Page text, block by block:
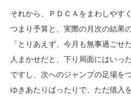
それから、ＰＤＣＡをまわしやす
つまり予算と、実際の月次の結果
「とりあえず、今月も無事過ごせ
人まかせだと、下り局面にはいっ
ですし、次へのジャンプの足場を
ゆきあたりばったりで、ただ借入